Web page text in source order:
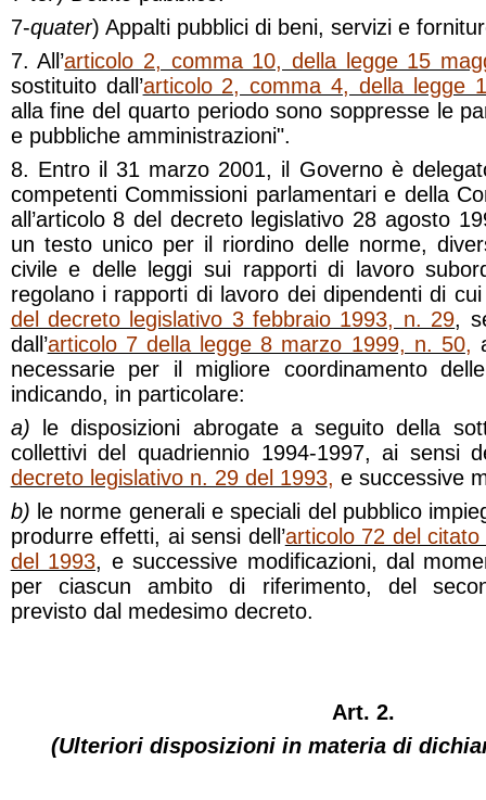
7-quater) Appalti pubblici di beni, servizi e
7. All’articolo 2, comma 10, della legge 15
sostituito dall’articolo 2, comma 4, della legge
alla fine del quarto periodo sono soppresse le
e pubbliche amministrazioni".
8. Entro il 31 marzo 2001, il Governo è
competenti Commissioni parlamentari e della
all’articolo 8 del decreto legislativo 28 agosto
un testo unico per il riordino delle norme,
civile e delle leggi sui rapporti di lavoro
regolano i rapporti di lavoro dei dipendenti di cui
del decreto legislativo 3 febbraio 1993, n. 29,
dall’articolo 7 della legge 8 marzo 1999, n. 50,
necessarie per il migliore coordinamento
indicando, in particolare:
a) le disposizioni abrogate a seguito della
collettivi del quadriennio 1994-1997, ai sensi
decreto legislativo n. 29 del 1993, e successive
b) le norme generali e speciali del pubblico
produrre effetti, ai sensi dell’articolo 72 del
del 1993, e successive modificazioni, dal
per ciascun ambito di riferimento, del
previsto dal medesimo decreto.
Art. 2.
(Ulteriori disposizioni in materia di